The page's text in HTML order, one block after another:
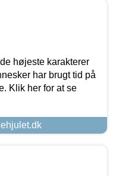
højeste karakterer
har brugt tid på
Klik her for at se